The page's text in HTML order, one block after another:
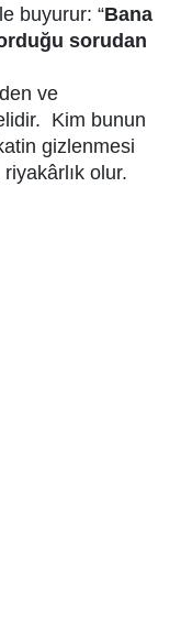
buyurur: “Bana
sorudan
ve
Kim bunun
gizlenmesi
olur.